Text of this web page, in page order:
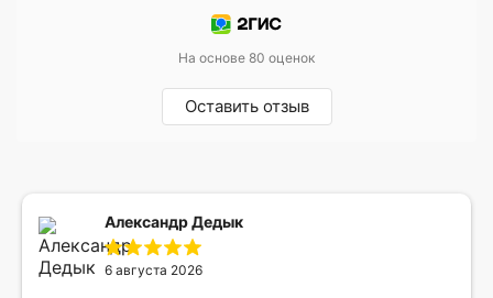
На основе 80 оценок
Оставить отзыв
Александр Дедык
6 августа 2026